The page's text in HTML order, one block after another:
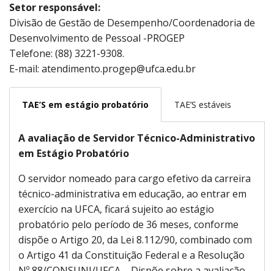
Setor responsável:
Divisão de Gestão de Desempenho/Coordenadoria de
Desenvolvimento de Pessoal -PROGEP
Telefone: (88) 3221-9308.
E-mail: atendimento.progep@ufca.edu.br
TAE’S em estágio probatório TAE’S estáveis
A avaliação de Servidor Técnico-Administrativo
em Estágio Probatório
O servidor nomeado para cargo efetivo da carreira
técnico-administrativa em educação, ao entrar em
exercício na UFCA, ficará sujeito ao estágio
probatório pelo período de 36 meses, conforme
dispõe o Artigo 20, da Lei 8.112/90, combinado com
o Artigo 41 da Constituição Federal e a Resolução